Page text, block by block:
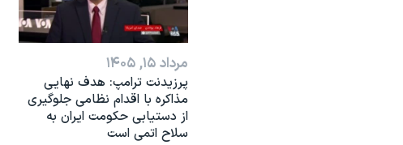
مرداد ۱۵, ۱۴۰۵
پرزیدنت ترامپ: هدف نهایی
مذاکره با اقدام نظامی جلوگیری
از دستیابی حکومت ایران به
سلاح اتمی است